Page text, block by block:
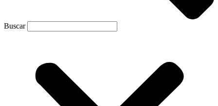
Buscar